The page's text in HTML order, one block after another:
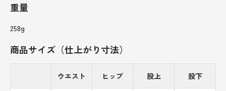
重量
258g
商品サイズ（仕上がり寸法）
ウエスト ヒップ 股上 股下